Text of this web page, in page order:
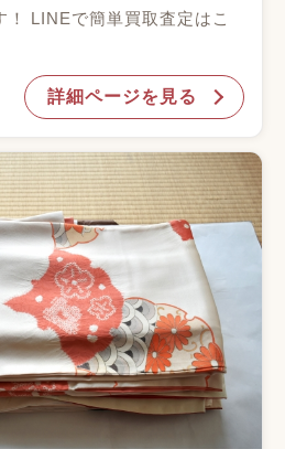
！ LINEで簡単買取査定はこ
詳細ページを見る